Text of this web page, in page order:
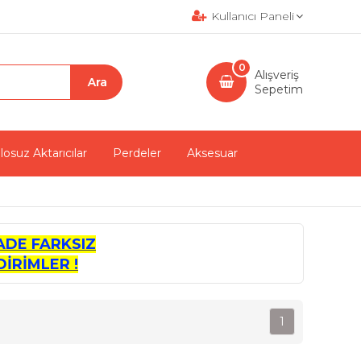
Kullanıcı Paneli
Alışveriş
Sepetim
0
Aktarıcılar Perdeler Aksesuar
FARKSIZ
!
1